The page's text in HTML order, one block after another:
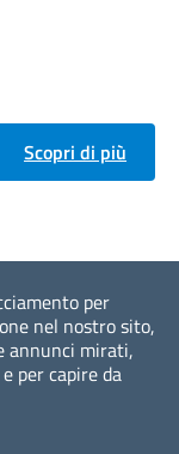
per
nel nostro sito,
annunci mirati,
per capire da
Scopri di più